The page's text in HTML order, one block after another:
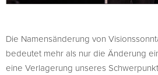
Die Namensänderung von
bedeutet mehr als nur die Änderung
eine Verlagerung unseres